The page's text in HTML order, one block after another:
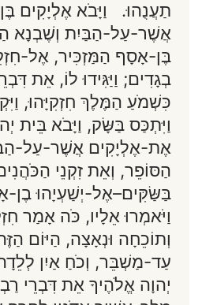
תַעֲנֻהוּ. וַיָּבֹא אֶלְיָקִים
אֲשֶׁר-עַל-הַבַּיִת וְשֶׁבְנָא
בֶּן-אָסָף הַמַּזְכִּיר, אֶל-
בְגָדִים; וַיַּגִּידוּ לוֹ, אֵת
כִּשְׁמֹעַ הַמֶּלֶךְ חִזְקִיָּהוּ,
וַיִּתְכַּס בַּשָּׂק, וַיָּבֹא בֵּית
אֶת-אֶלְיָקִים אֲשֶׁר-עַל-
הַסּוֹפֵר, וְאֵת זִקְנֵי
בַּשַּׂקִּים–אֶל-יְשַׁעְיָהוּ בֶן-
וַיֹּאמְרוּ אֵלָיו, כֹּה אָמַר
וְתוֹכֵחָה וּנְאָצָה, הַיּוֹם
עַד-מַשְׁבֵּר, וְכֹחַ אַיִן
יְהוָה אֱלֹהֶיךָ אֵת דִּבְרֵי